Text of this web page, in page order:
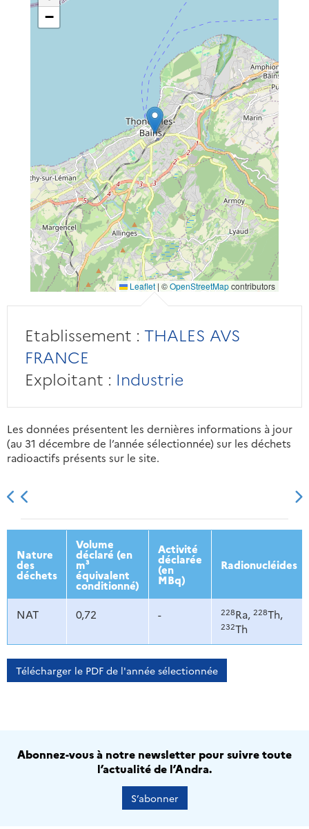
−
Leaflet | ©OpenStreetMapcontributors
Etablissement : THALES AVS
FRANCE
Exploitant : Industrie
Les données présentent les dernières informations à jour
(au 31 décembre de l’année sélectionnée) sur les déchets
radioactifs présents sur le site.
2013 2014 2015 2016
Nature
des
déchets
Volume
déclaré (en
m³
équivalent
conditionné)
Activité
déclarée
(en
MBq)
Radionucléides
NAT 0,72 - 228Ra, 228Th,
232Th
Télécharger le PDF de l'année sélectionnée
Abonnez-vous à notre newsletter pour suivre toute
l’actualité de l’Andra.
S’abonner